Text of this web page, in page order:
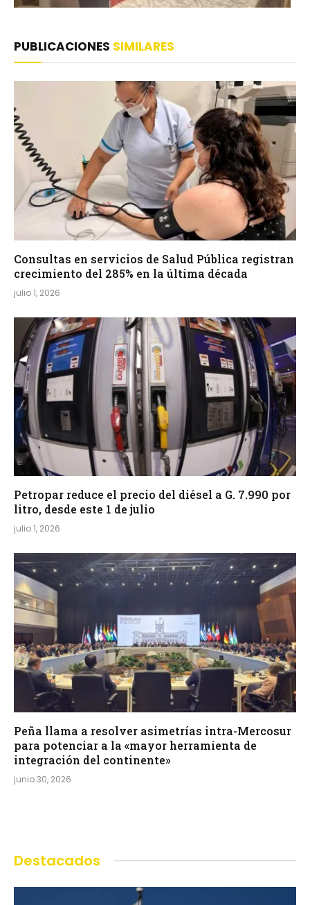
PUBLICACIONES SIMILARES
Consultas en servicios de Salud Pública registran
crecimiento del 285% en la última década
julio 1, 2026
Petropar reduce el precio del diésel a G. 7.990 por
litro, desde este 1 de julio
julio 1, 2026
Peña llama a resolver asimetrías intra-Mercosur
para potenciar a la «mayor herramienta de
integración del continente»
junio 30, 2026
Destacados